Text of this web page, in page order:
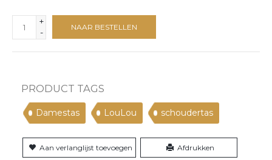
+
-
NAAR BESTELLEN
PRODUCT TAGS
Damestas LouLou schoudertas
Aan verlanglijst toevoegen Afdrukken